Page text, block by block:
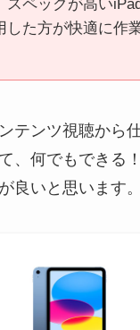
スペックが高い
した方が快適に作
テンツ視聴から
、何でもできる
良いと思います。